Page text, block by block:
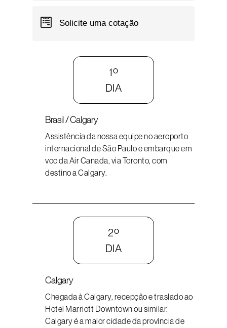
Solicite uma cotação
1º
DIA
Brasil / Calgary
Assistência da nossa equipe no aeroporto
internacional de São Paulo e embarque em
voo da Air Canada, via Toronto, com
destino a Calgary.
2º
DIA
Calgary
Chegada à Calgary, recepção e traslado ao
Hotel Marriott Downtown ou similar.
Calgary é a maior cidade da província de